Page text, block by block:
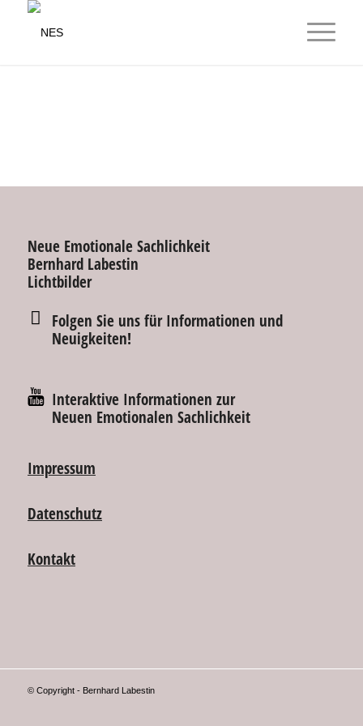
Neue Emotionale Sachlichkeit
Bernhard Labestin
Lichtbilder
Folgen Sie uns für Informationen und
Neuigkeiten!
Interaktive Informationen zur
Neuen Emotionalen Sachlichkeit
Impressum
Datenschutz
Kontakt
© Copyright - Bernhard Labestin